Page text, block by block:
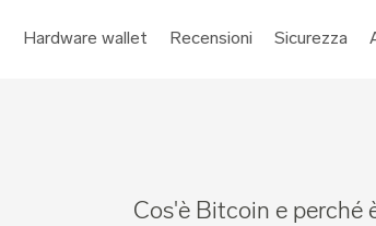
Hardware wallet Recensioni Sicurezza
Cos'è Bitcoin e perché